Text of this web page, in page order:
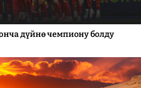
дүйнө чемпиону болду